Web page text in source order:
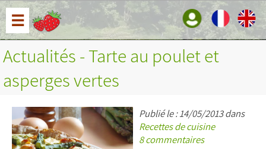
☰
Actualités - Tarte au poulet et
asperges vertes
Publié le : 14/05/2013 dans
Recettes de cuisine
8 commentaires